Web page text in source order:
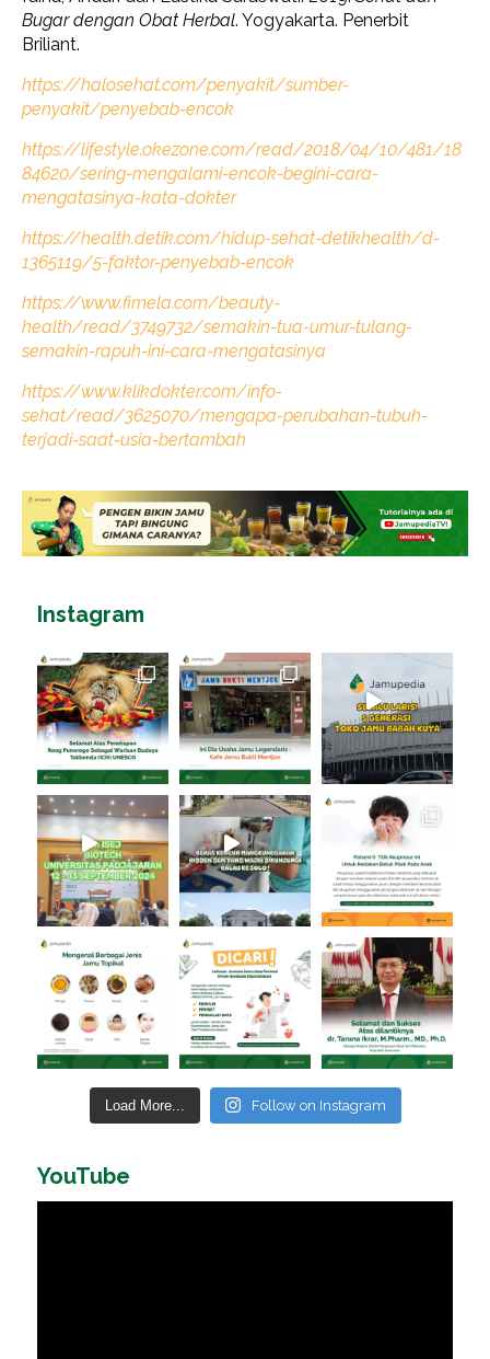
Bugar dengan Obat Herbal. Yogyakarta. Penerbit
Briliant.
https://halosehat.com/penyakit/sumber-
penyakit/penyebab-encok
https://lifestyle.okezone.com/read/2018/04/10/481/18
84620/sering-mengalami-encok-begini-cara-
mengatasinya-kata-dokter
https://health.detik.com/hidup-sehat-detikhealth/d-
1365119/5-faktor-penyebab-encok
https://www.fimela.com/beauty-
health/read/3749732/semakin-tua-umur-tulang-
semakin-rapuh-ini-cara-mengatasinya
https://www.klikdokter.com/info-
sehat/read/3625070/mengapa-perubahan-tubuh-
terjadi-saat-usia-bertambah
Instagram
Load More... Follow on Instagram
YouTube